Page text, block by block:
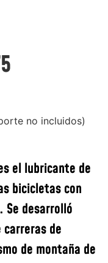
no incluidos)
es el lubricante de
bicicletas con
Se desarrolló
de
de montaña de